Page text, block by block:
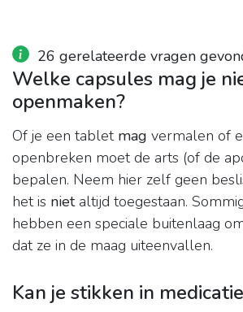
26 gerelateerde vragen
Welke capsules mag je
openmaken?
Of je een tablet mag vermalen of
openbreken moet de arts (of de
bepalen. Neem hier zelf geen
het is nietaltijd toegestaan.
hebben een speciale buitenlaag
dat ze in de maag uiteenvallen.
Kan je stikken in